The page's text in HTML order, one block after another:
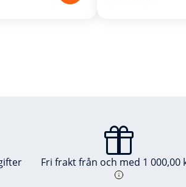
Fri frakt från och med 1 000,00